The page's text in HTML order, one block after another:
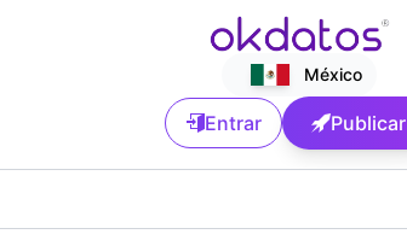
México
Entrar Publicar